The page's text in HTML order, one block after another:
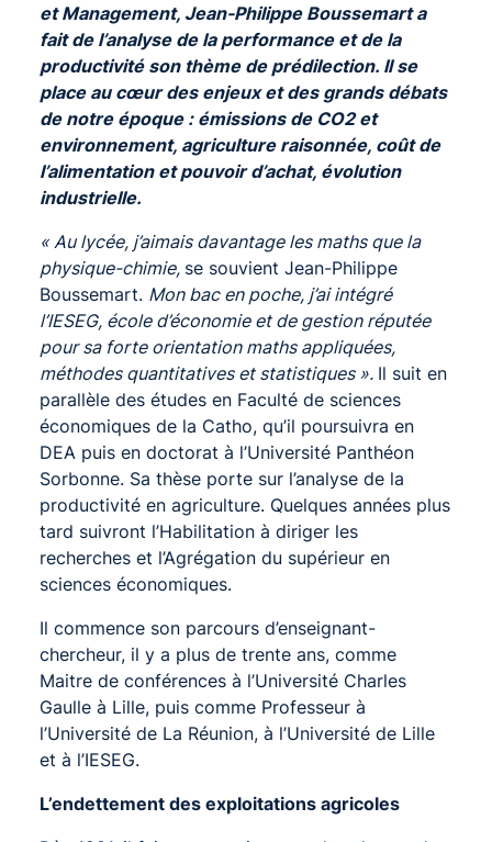
et Management, Jean-Philippe Boussemart a
fait de l’analyse de la performance et de la
productivité son thème de prédilection. Il se
place au cœur des enjeux et des grands débats
de notre époque : émissions de CO2 et
environnement, agriculture raisonnée, coût de
l’alimentation et pouvoir d’achat, évolution
industrielle.
« Au lycée, j’aimais davantage les maths que la
physique-chimie, se souvient Jean-Philippe
Boussemart. Mon bac en poche, j’ai intégré
l’IESEG, école d’économie et de gestion réputée
pour sa forte orientation maths appliquées,
méthodes quantitatives et statistiques ». Il suit en
parallèle des études en Faculté de sciences
économiques de la Catho, qu’il poursuivra en
DEA puis en doctorat à l’Université Panthéon
Sorbonne. Sa thèse porte sur l’analyse de la
productivité en agriculture. Quelques années plus
tard suivront l’Habilitation à diriger les
recherches et l’Agrégation du supérieur en
sciences économiques.
Il commence son parcours d’enseignant-
chercheur, il y a plus de trente ans, comme
Maitre de conférences à l’Université Charles
Gaulle à Lille, puis comme Professeur à
l’Université de La Réunion, à l’Université de Lille
et à l’IESEG.
L’endettement des exploitations agricoles